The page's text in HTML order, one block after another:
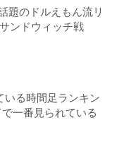
題のドルえもん流リ
ンドウィッチ戦
いる時間足ランキン
一番見られている